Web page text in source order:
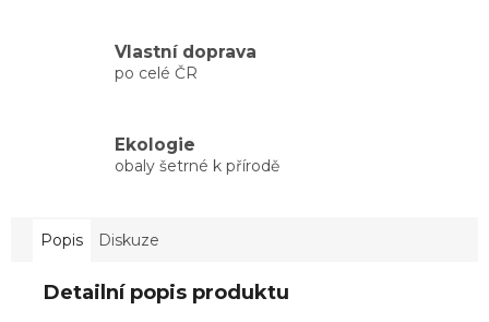
Vlastní doprava
po celé ČR
Ekologie
obaly šetrné k přírodě
Popis Diskuze
Detailní popis produktu